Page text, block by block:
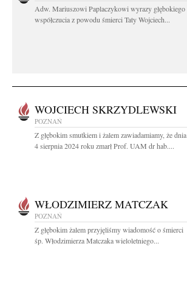
Adw. Mariuszowi Paplaczykowi wyrazy głębokiego
współczucia z powodu śmierci Taty Wojciech...
WOJCIECH SKRZYDLEWSKI
POZNAŃ
Z głębokim smutkiem i żalem zawiadamiamy, że dnia
4 sierpnia 2024 roku zmarł Prof. UAM dr hab....
WŁODZIMIERZ MATCZAK
POZNAŃ
Z głębokim żalem przyjęliśmy wiadomość o śmierci
śp. Włodzimierza Matczaka wieloletniego...